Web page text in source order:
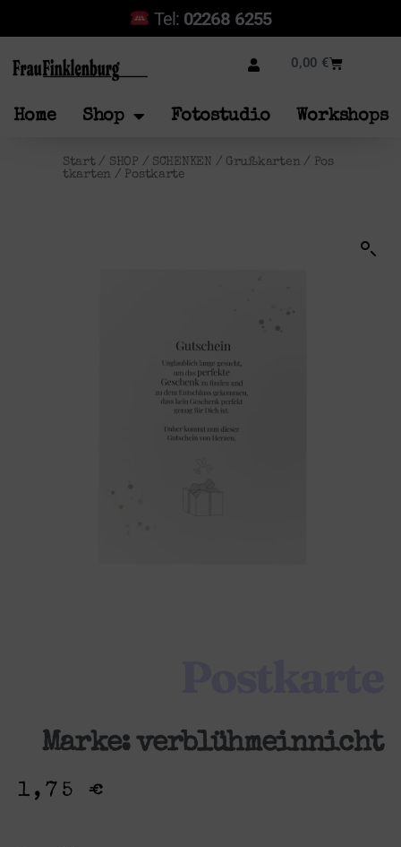
Tel: 02268 6255
0,00 €
Home Shop Fotostudio Workshops
Start/ SHOP / SCHENKEN / Grußkarten / Pos
tkarten / Postkarte
Marke:verblühmeinnicht
1,75 €